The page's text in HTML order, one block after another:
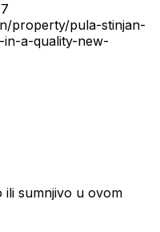
property/pula-stinjan-
a-quality-new-
ili sumnjivo u ovom